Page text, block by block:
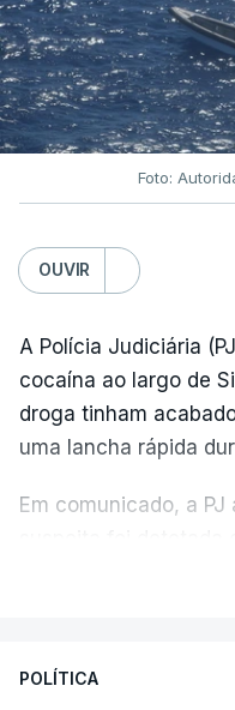
Foto:
OUVIR
A Polícia Judiciária
cocaína ao largo de
droga tinham
uma lancha rápida
Em comunicado, a
desencadeando uma
POLÍTICA